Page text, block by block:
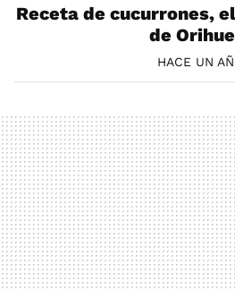
Receta de cucurrones,
de
HACE UN